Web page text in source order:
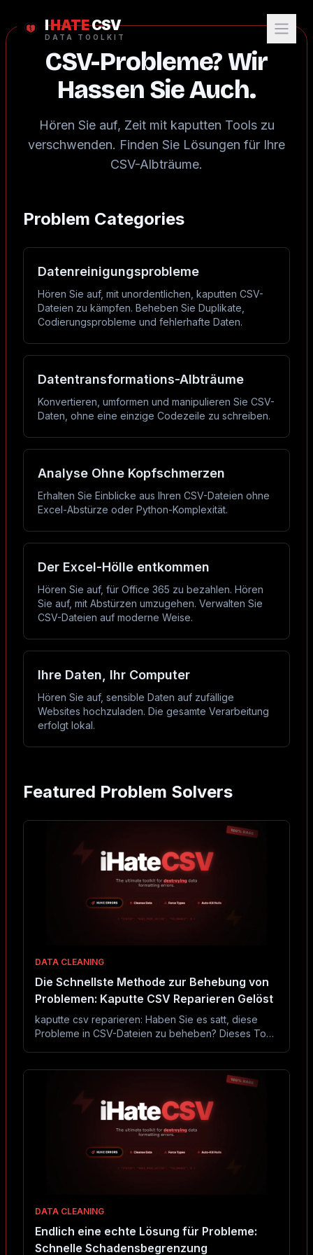
IHATECSV
DATA TOOLKIT
CSV-Probleme? Wir
Hassen Sie Auch.
Hören Sie auf, Zeit mit kaputten Tools zu
verschwenden. Finden Sie Lösungen für Ihre
CSV-Albträume.
Problem Categories
Datenreinigungsprobleme
Hören Sie auf, mit unordentlichen, kaputten CSV-
Dateien zu kämpfen. Beheben Sie Duplikate,
Codierungsprobleme und fehlerhafte Daten.
Datentransformations-Albträume
Konvertieren, umformen und manipulieren Sie CSV-
Daten, ohne eine einzige Codezeile zu schreiben.
Analyse Ohne Kopfschmerzen
Erhalten Sie Einblicke aus Ihren CSV-Dateien ohne
Excel-Abstürze oder Python-Komplexität.
Der Excel-Hölle entkommen
Hören Sie auf, für Office 365 zu bezahlen. Hören
Sie auf, mit Abstürzen umzugehen. Verwalten Sie
CSV-Dateien auf moderne Weise.
Ihre Daten, Ihr Computer
Hören Sie auf, sensible Daten auf zufällige
Websites hochzuladen. Die gesamte Verarbeitung
erfolgt lokal.
Featured Problem Solvers
DATA CLEANING
Die Schnellste Methode zur Behebung von
Problemen: Kaputte CSV Reparieren Gelöst
kaputte csv reparieren: Haben Sie es satt, diese
Probleme in CSV-Dateien zu beheben? Dieses Tool
DATA CLEANING
Endlich eine echte Lösung für Probleme:
Schnelle Schadensbegrenzung